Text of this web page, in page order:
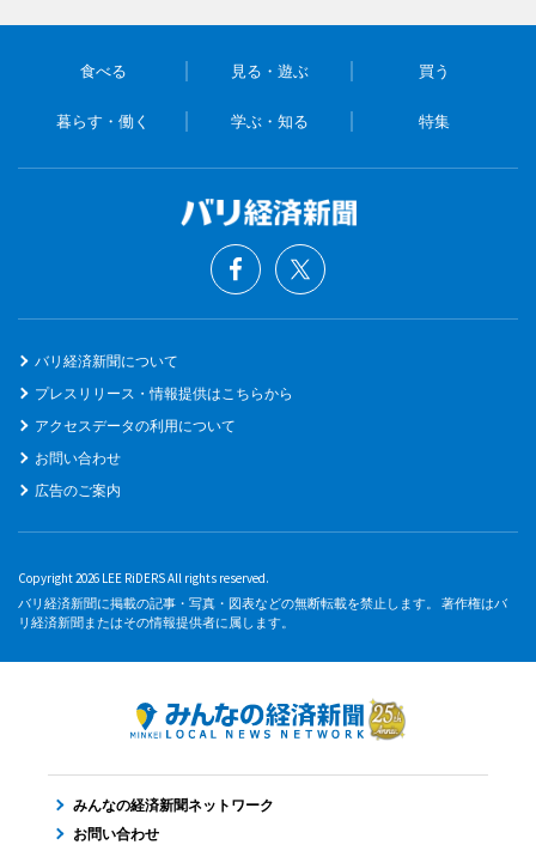
食べる 見る・遊ぶ 買う
暮らす・働く 学ぶ・知る 特集
バリ経済新聞について
プレスリリース・情報提供はこちらから
アクセスデータの利用について
お問い合わせ
広告のご案内
Copyright 2026 LEE RiDERS All rights reserved.
バリ経済新聞に掲載の記事・写真・図表などの無断転載を禁止します。 著作権はバ
リ経済新聞またはその情報提供者に属します。
みんなの経済新聞ネットワーク
お問い合わせ